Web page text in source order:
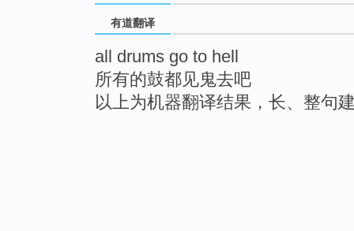
有道翻译
all drums go to hell
所有的鼓都见鬼去吧
以上为机器翻译结果，长、整句